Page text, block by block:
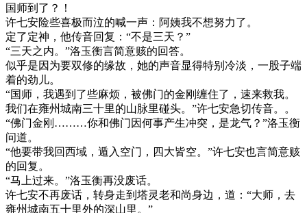
国师到了？！
许七安险些喜极而泣的喊一声：阿姨我不想努力了。
定了定神，他传音回复：“不是三天？”
“三天之内。”洛玉衡言简意赅的回答。
似乎是因为要双修的缘故，她的声音显得特别冷淡，一股子端
着的劲儿。
“国师，我遇到了些麻烦，被佛门的金刚缠住了，速来救我。
我们在雍州城南三十里的山脉里碰头。”许七安急切传音。。
“佛门金刚………你和佛门因何事产生冲突，是龙气？”洛玉衡
问道。
“他要带我回西域，遁入空门，四大皆空。”许七安也言简意赅
的回复。
“马上过来。”洛玉衡再没废话。
许七安不再废话，转身走到塔灵老和尚身边，道：“大师，去
雍州城南五十里外的深山里。”